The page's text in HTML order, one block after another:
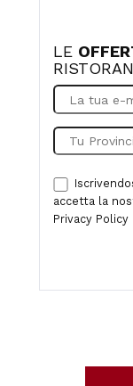
LE
accetta la
Privacy Policy